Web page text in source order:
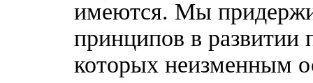
имеются. Мы
принципов в развитии
которых неизменным